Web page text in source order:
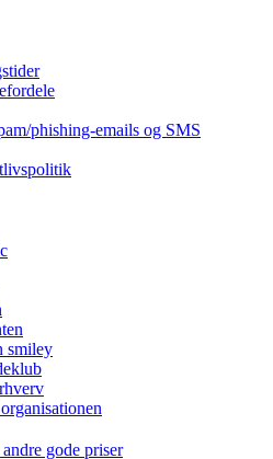
phishing-emails og SMS
smiley
gode priser